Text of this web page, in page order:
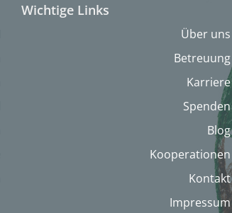
Wichtige Links
Über uns
Betreuung
Karriere
Spenden
Blog
Kooperationen
Kontakt
Impressum